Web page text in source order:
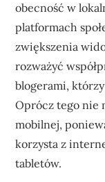
obecność w
platformach
zwiększenia
rozważyć
blogerami,
Oprócz tego nie
mobilnej,
korzysta z
tabletów.